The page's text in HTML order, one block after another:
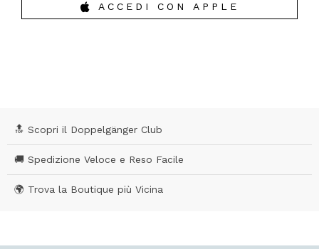
ACCEDI CON APPLE
🔝 Scopri il Doppelgänger Club
🚚 Spedizione Veloce e Reso Facile
🌍 Trova la Boutique più Vicina